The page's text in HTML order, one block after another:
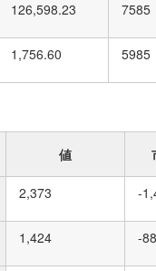
126,598.23 7585
1,756.60 5985
値
2,373 -
1,424 -